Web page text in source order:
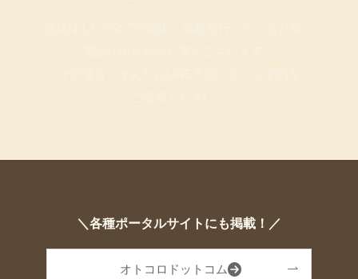
＼各種ポータルサイトにも掲載！／
オトコロドットコム